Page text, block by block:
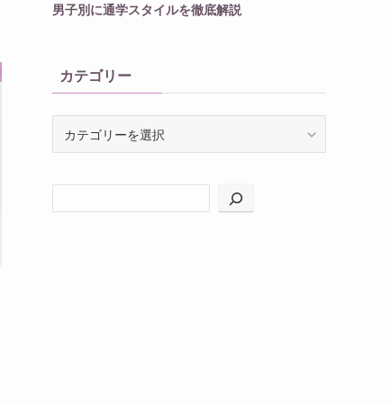
男子別に通学スタイルを徹底解説
カテゴリー
リ